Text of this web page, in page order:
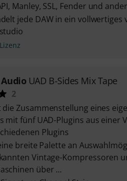
Manley, SSL, Fender und
jede DAW in ein vollwertiges
UAD B-Sides Mix Tape
2
Zusammenstellung eines
mit fünf UAD-Plugins aus einer
Plugins
breite Palette an
Vintage-Kompressoren
über ...